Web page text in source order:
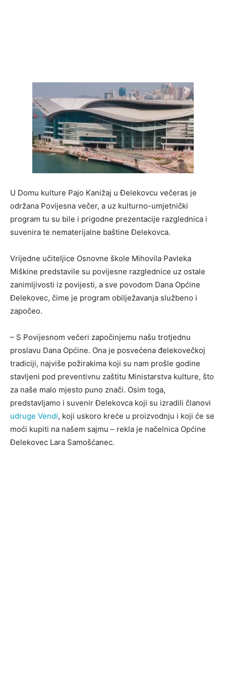
U Domu kulture Pajo Kanižaj u Đelekovcu večeras je
održana Povijesna večer, a uz kulturno-umjetnički
program tu su bile i prigodne prezentacije razglednica i
suvenira te nematerijalne baštine Đelekovca.
Vrijedne učiteljice Osnovne škole Mihovila Pavleka
Miškine predstavile su povijesne razglednice uz ostale
zanimljivosti iz povijesti, a sve povodom Dana Općine
Đelekovec, čime je program obilježavanja službeno i
započeo.
– S Povijesnom večeri započinjemu našu trotjednu
proslavu Dana Općine. Ona je posvećena đelekovečkoj
tradiciji, najviše požirakima koji su nam prošle godine
stavljeni pod preventivnu zaštitu Ministarstva kulture, što
za naše malo mjesto puno znači. Osim toga,
predstavljamo i suvenir Đelekovca koji su izradili članovi
udruge Vendi, koji uskoro kreće u proizvodnju i koji će se
moći kupiti na našem sajmu – rekla je načelnica Općine
Đelekovec Lara Samošćanec.